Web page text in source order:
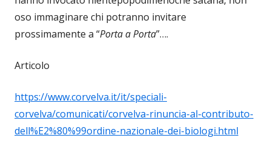
oso immaginare chi potranno invitare
prossimamente a “Porta a Porta”….
Articolo
https://www.corvelva.it/it/speciali-
corvelva/comunicati/corvelva-rinuncia-al-contributo-
dell%E2%80%99ordine-nazionale-dei-biologi.html